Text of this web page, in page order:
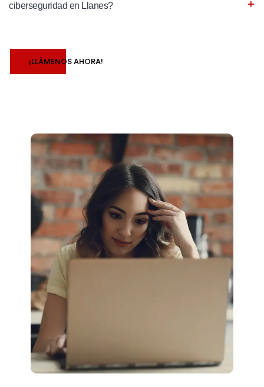
ciberseguridad en Llanes?
¡LLÁMENOS AHORA!